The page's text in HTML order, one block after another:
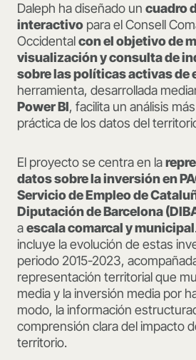
Daleph ha diseñado un cuadro
interactivo para el Consell
Occidentalcon el objetivo de
visualización y consulta de
sobre las políticas activas de
herramienta, desarrollada
Power BI, facilita un análisis
práctica de los datos del
El proyecto se centra en la
datos sobre la inversión en
Servicio de Empleo de
Diputación de Barcelona
aescala comarcal y municipal
incluye la evolución de estas
periodo 2015-2023,
representación territorial que
media y la inversión media por
modo, la información
comprensión clara del impacto
territorio.